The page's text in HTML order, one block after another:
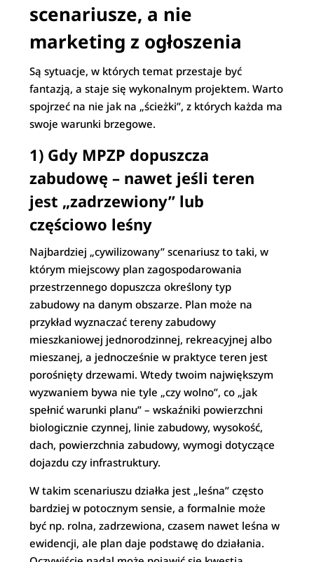
scenariusze, a nie
marketing z ogłoszenia
Są sytuacje, w których temat przestaje być
fantazją, a staje się wykonalnym projektem. Warto
spojrzeć na nie jak na „ścieżki”, z których każda ma
swoje warunki brzegowe.
1) Gdy MPZP dopuszcza
zabudowę – nawet jeśli teren
jest „zadrzewiony” lub
częściowo leśny
Najbardziej „cywilizowany” scenariusz to taki, w
którym miejscowy plan zagospodarowania
przestrzennego dopuszcza określony typ
zabudowy na danym obszarze. Plan może na
przykład wyznaczać tereny zabudowy
mieszkaniowej jednorodzinnej, rekreacyjnej albo
mieszanej, a jednocześnie w praktyce teren jest
porośnięty drzewami. Wtedy twoim największym
wyzwaniem bywa nie tyle „czy wolno”, co „jak
spełnić warunki planu” – wskaźniki powierzchni
biologicznie czynnej, linie zabudowy, wysokość,
dach, powierzchnia zabudowy, wymogi dotyczące
dojazdu czy infrastruktury.
W takim scenariuszu działka jest „leśna” często
bardziej w potocznym sensie, a formalnie może
być np. rolna, zadrzewiona, czasem nawet leśna w
ewidencji, ale plan daje podstawę do działania.